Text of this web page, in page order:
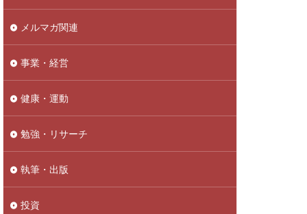
メルマガ関連
事業・経営
健康・運動
勉強・リサーチ
執筆・出版
投資